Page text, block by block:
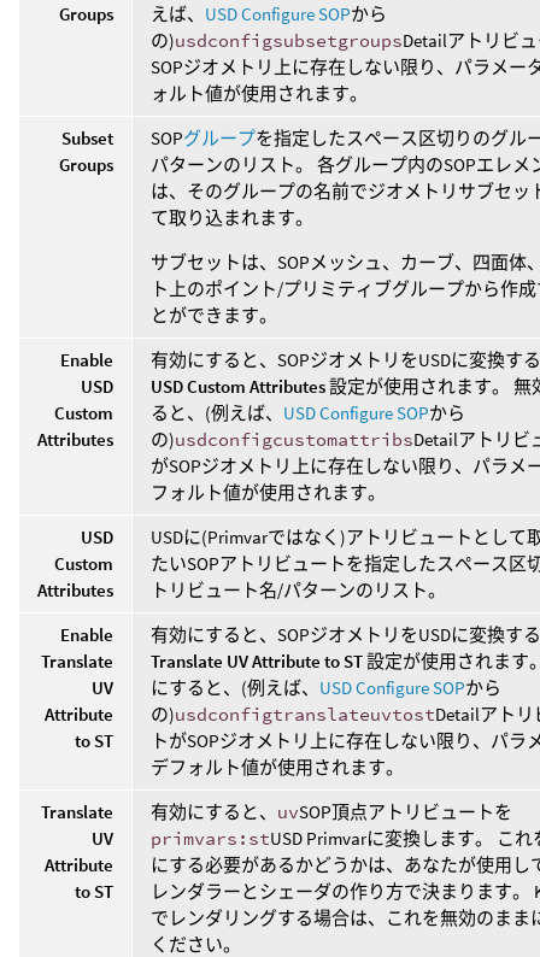
Groups
えば、 USD Configure SOPから
の)usdconfigsubsetgroupsDetailアトリビ
SOPジオメトリ上に存在しない限り、パラメー
ォルト値が使用されます。
Subset
Groups
SOPグループを指定したスペース区切りのグル
パターンのリスト。 各グループ内のSOPエレメ
は、そのグループの名前でジオメトリサブセッ
て取り込まれます。
サブセットは、SOPメッシュ、カーブ、四面体
ト上のポイント/プリミティブグループから作
とができます。
Enable
USD
Custom
Attributes
有効にすると、SOPジオメトリをUSDに変換す
USD Custom Attributes設定が使用されます。 無
ると、(例えば、 USD Configure SOPから
の)usdconfigcustomattribsDetailアトリビ
がSOPジオメトリ上に存在しない限り、パラメ
フォルト値が使用されます。
USD
Custom
Attributes
USDに(Primvarではなく)アトリビュートとして
たいSOPアトリビュートを指定したスペース区
トリビュート名/パターンのリスト。
Enable
Translate
UV
Attribute
to ST
有効にすると、SOPジオメトリをUSDに変換す
Translate UV Attribute to ST設定が使用されます
にすると、(例えば、 USD Configure SOPから
の)usdconfigtranslateuvtostDetailアトリ
トがSOPジオメトリ上に存在しない限り、パラ
デフォルト値が使用されます。
Translate
UV
Attribute
to ST
有効にすると、 uvSOP頂点アトリビュートを
primvars:stUSD Primvarに変換します。 これ
にする必要があるかどうかは、あなたが使用し
レンダラーとシェーダの作り方で決まります。
でレンダリングする場合は、これを無効のまま
ください。